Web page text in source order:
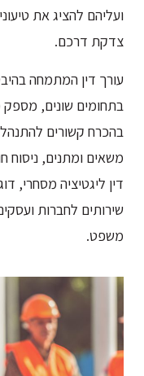
ועליהם להציג את
צדקת דרכם.
עורך דין המתמחה
בתחומים שונים, מספק
בהכרח קשורים
משאים ומתנים, ניסוח
דין ליגטיציה מסחרי,
שירותים לחברות
משפט.